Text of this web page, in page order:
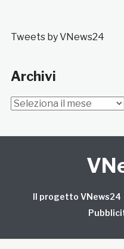
Tweets by VNews24
Archivi
Archivi
Il progetto VNews24